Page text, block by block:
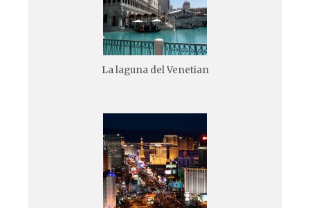
La laguna del Venetian